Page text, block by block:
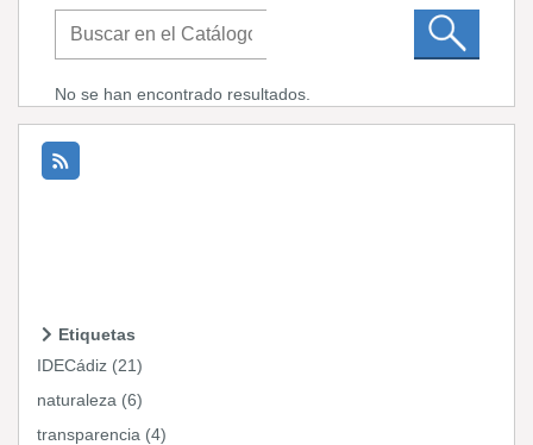
No se han encontrado resultados.
Etiquetas
IDECádiz (21)
naturaleza (6)
transparencia (4)